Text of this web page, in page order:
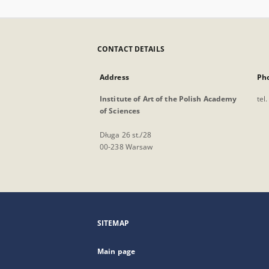
CONTACT DETAILS
Address
Institute of Art of the Polish Academy
of Sciences
Długa 26 st./28
00-238 Warsaw
tel.
SITEMAP
Main page